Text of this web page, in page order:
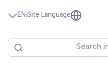
Site Language
:
EN